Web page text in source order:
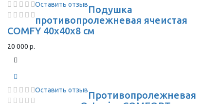
Оставить отзывПодушка
противопролежневая ячеистая
COMFY 40х40х8 см
20 000 р.
Оставить отзывПротивопролежневая